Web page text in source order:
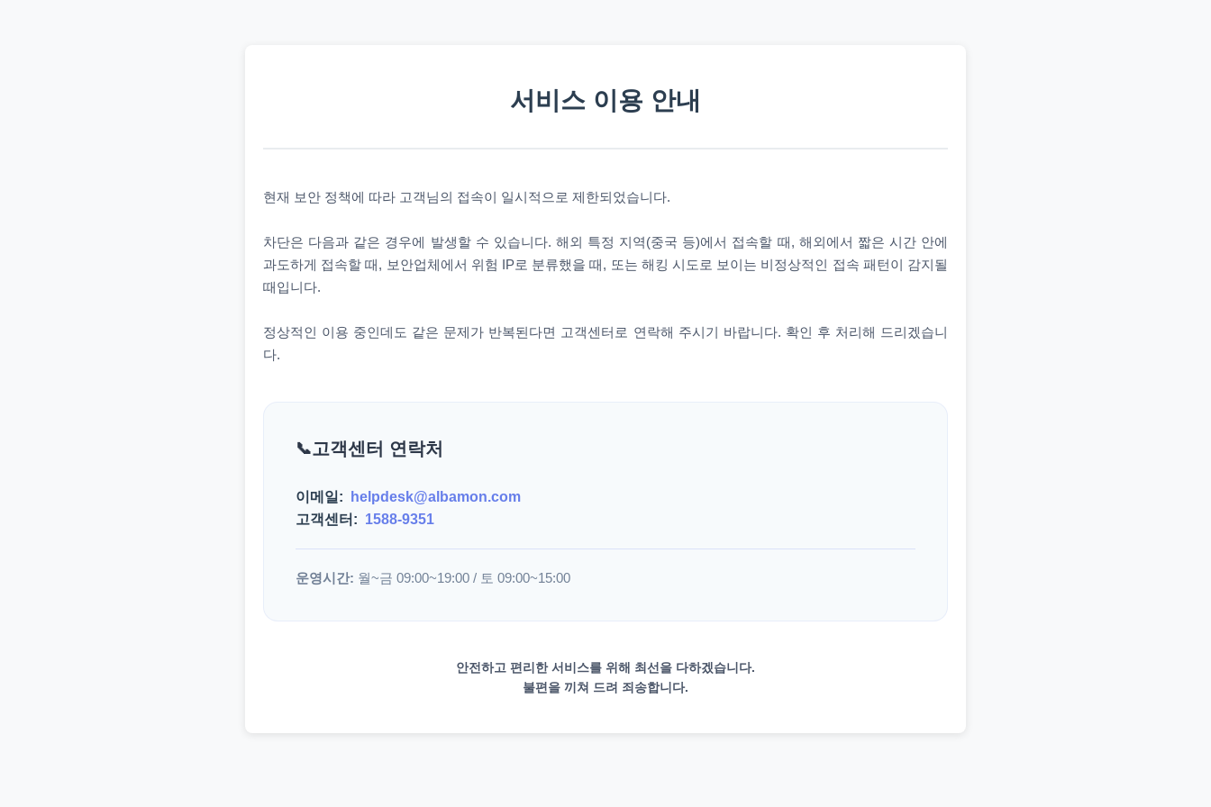
서비스 이용 안내
현재 보안 정책에 따라 고객님의 접속이 일시적으로 제한되었습니다.
차단은 다음과 같은 경우에 발생할 수 있습니다. 해외 특정 지역(중국 등)에서 접속할 때, 해외에서 짧은 시간 안에
과도하게 접속할 때, 보안업체에서 위험 IP로 분류했을 때, 또는 해킹 시도로 보이는 비정상적인 접속 패턴이 감지될
때입니다.
정상적인 이용 중인데도 같은 문제가 반복된다면 고객센터로 연락해 주시기 바랍니다. 확인 후 처리해 드리겠습니
다.
고객센터 연락처
이메일:
helpdesk@albamon.com
고객센터: 1588-9351
운영시간: 월~금 09:00~19:00 / 토 09:00~15:00
안전하고 편리한 서비스를 위해 최선을 다하겠습니다.
불편을 끼쳐 드려 죄송합니다.